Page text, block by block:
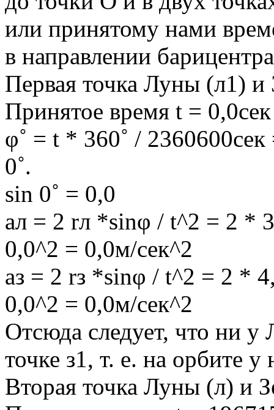
или принятому нами
в направлении
Первая точка Луны (л1) и
Принятое время t = 0,0сек
φ˚ = t * 360˚ /
0˚.
sin 0˚ = 0,0
aл = 2 rл *sinφ / t^2 = 2 *
0,0^2 = 0,0м/сек^2
aз = 2 rз *sinφ / t^2 = 2 *
0,0^2 = 0,0м/сек^2
Отсюда следует, что ни
точке з1, т. е. на орбите у
Вторая точка Луны (л) и